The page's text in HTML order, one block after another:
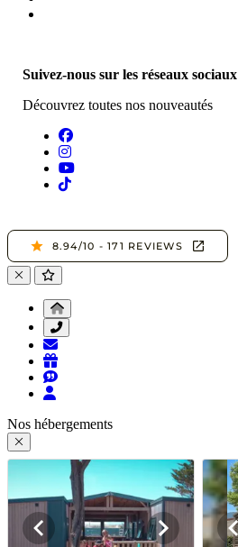
Suivez-nous sur les réseaux sociaux
Découvrez toutes nos nouveautés
Nos hébergements